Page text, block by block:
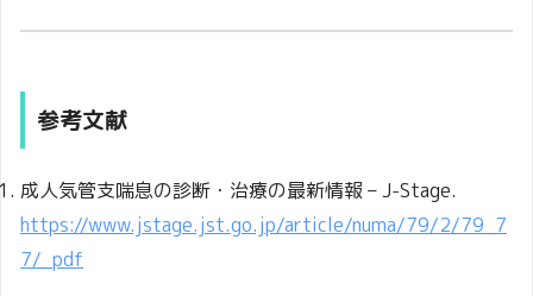
参考文献
成人気管支喘息の診断・治療の最新情報 – J-Stage.
https://www.jstage.jst.go.jp/article/numa/79/2/79_7
7/_pdf